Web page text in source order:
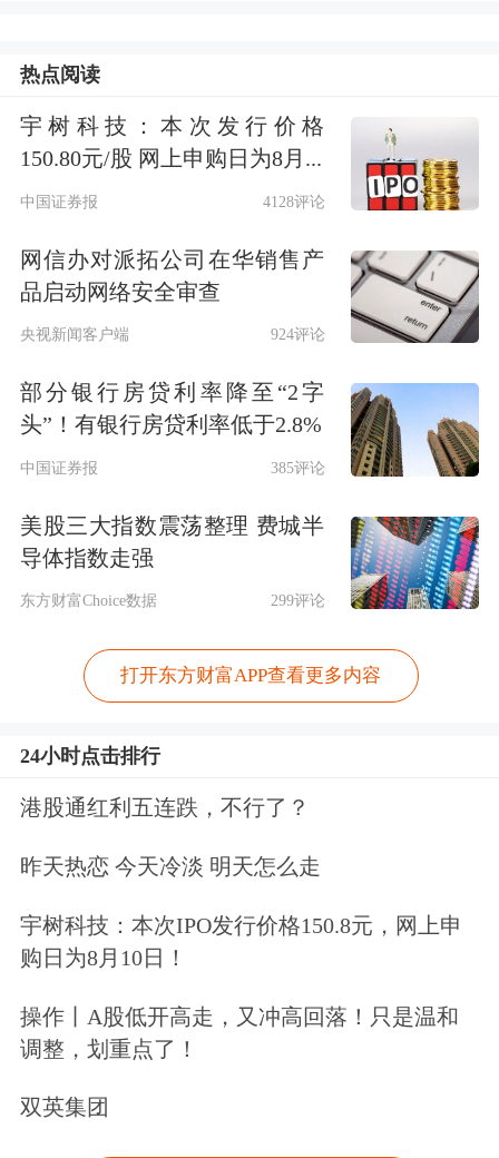
热点阅读
宇树科技：本次发行价格
150.80元/股 网上申购日为8月...
中国证券报 4128评论
网信办对派拓公司在华销售产
品启动网络安全审查
央视新闻客户端 924评论
部分银行房贷利率降至“2字
头”！有银行房贷利率低于2.8%
中国证券报 385评论
美股三大指数震荡整理 费城半
导体指数走强
东方财富Choice数据 299评论
打开东方财富APP查看更多内容
24小时点击排行
港股通红利五连跌，不行了？
昨天热恋 今天冷淡 明天怎么走
宇树科技：本次IPO发行价格150.8元，网上申
购日为8月10日！
操作丨A股低开高走，又冲高回落！只是温和
调整，划重点了！
双英集团